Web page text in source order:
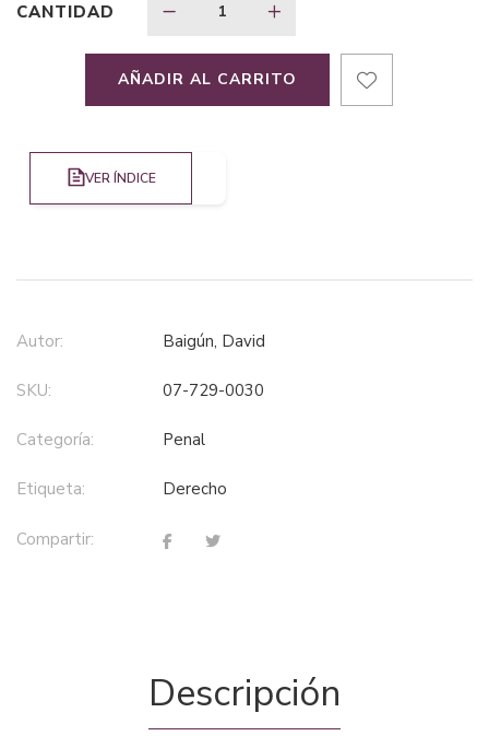
CANTIDAD
AÑADIR AL CARRITO
VER ÍNDICE
Autor: Baigún, David
SKU: 07-729-0030
Categoría: penal
Etiqueta: derecho
Compartir:
Descripción